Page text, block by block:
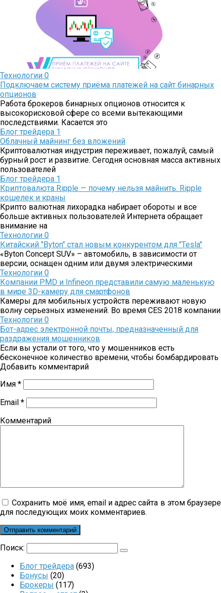
Технологии 0
Подключаем систему приёма платежей на сайт бинарных
опционов
Работа брокеров бинарных опционов относится к
высокорисковой сфере со всеми вытекающими
последствиями. Касается это
Блог трейдера 1
Облачный майнинг без вложений
Криптовалютная индустрия переживает, пожалуй, самый
бурный рост и развитие. Сегодня основная масса активных
пользователей
Блог трейдера 1
Криптовалюта Ripple — почему нельзя майнить. Ripple
кошелек и краны
Крипто валютная лихорадка набирает обороты и все
больше активных пользователей Интернета обращает
внимание на
Технологии 0
Китайский "Byton" стал новым конкурентом для "Tesla"
«Byton Concept SUV» – автомобиль, в зависимости от
версии, оснащен одним или двумя электрическими
Технологии 0
Компании PMD и Infineon представили самую маленькую
в мире 3D-камеру для смартфонов
Камеры для мобильных устройств переживают новую
волну серьезных изменений. Во время CES 2018 компании
Технологии 0
Бот-адрес электронной почты, предназначенный для
раздражения мошенников
Если вы устали от того, что у мошенников есть
бесконечное количество времени, чтобы бомбардировать
Добавить комментарий
Имя *
Email *
Комментарий
Сохранить моё имя, email и адрес сайта в этом браузере
для последующих моих комментариев.
Поиск:
Блог трейдера (693)
Бонусы (20)
Брокеры (117)